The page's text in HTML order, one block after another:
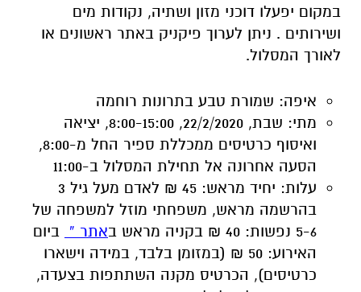
איפה: שמורת טבע בתרונות רוחמה
מתי:
שבת, 22/2/2020, 8:00-15:00, יציאה
עלות: יחיד מראש:
בהרשמה מראש, משפחתי מוזל למשפחה של
5-6 נפשות:
40 ₪ בקניה מראש ב אתר »ביום
האירוע:
50 ₪ (במזומן בלבד, במידה וישארו
כרטיסים), הכרטיס מקנה השתתפות בצעדה,
ביטוח ומדליה לכל צועד
חנייה: רק במכללת ספיר, משם יצאו שאטלים
לאורך כל היום אל תחילת הצעדה (אתר
ראשונים בקיבוץ רוחמה)